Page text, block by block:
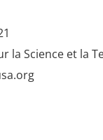
la Science et la